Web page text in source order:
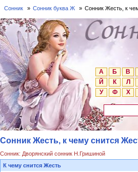
Сонник Сонник буква Ж Сонник Жесть, к
А Б В
Й
К Л
У
Ф Х
Сонник Жесть, к чему снится
Сонник: Дворянский сонник Н.Гришиной
К чему снится Жесть